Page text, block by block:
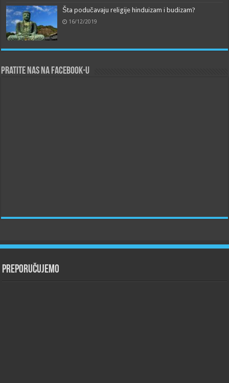
Šta podučavaju religije hinduizam i budizam?
16/12/2019
Pratite nas na Facebook-u
Preporučujemo